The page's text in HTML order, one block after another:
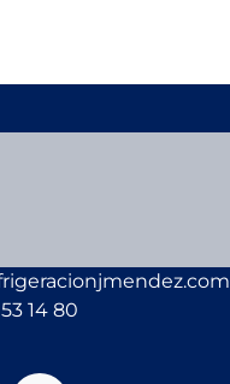
14 80